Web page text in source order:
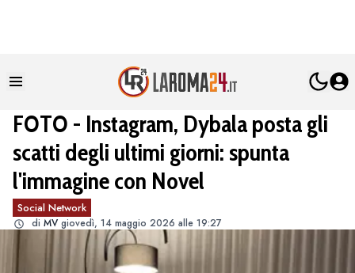
FOTO - Instagram, Dybala posta gli
scatti degli ultimi giorni: spunta
l'immagine con Novel
Social Network
di MV giovedì, 14 maggio 2026 alle 19:27